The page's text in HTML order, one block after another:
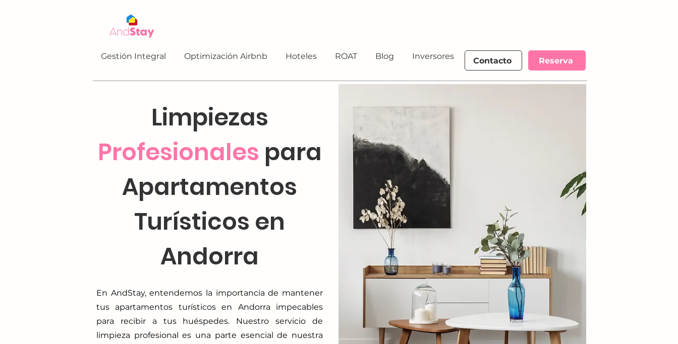
Gestión Integral Optimización Airbnb Hoteles ROAT Blog Inversores More
Contacto Reserva
Limpiezas
Profesionales para
Apartamentos
Turísticos en
Andorra
En AndStay, entendemos la importancia de mantener
tus apartamentos turísticos en Andorra impecables
para recibir a tus huéspedes. Nuestro servicio de
limpieza profesional es una parte esencial de nuestra